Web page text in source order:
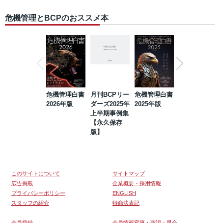
危機管理とBCPのおススメ本
危機管理白書
2026年版
月刊BCPリー
ダーズ2025年
上半期事例集
【永久保存
版】
危機管理白書
2025年版
このサイトについて
サイトマップ
広告掲載
企業概要・採用情報
プライバシーポリシー
ENGLISH
スタッフの紹介
特商法表記